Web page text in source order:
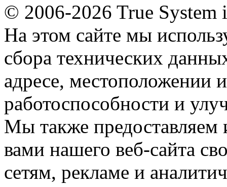
© 2006-2026 True System
На этом сайте мы
сбора технических
адресе, местоположении
работоспособности и
Мы также
вами нашего веб-сайта
сетям, рекламе и